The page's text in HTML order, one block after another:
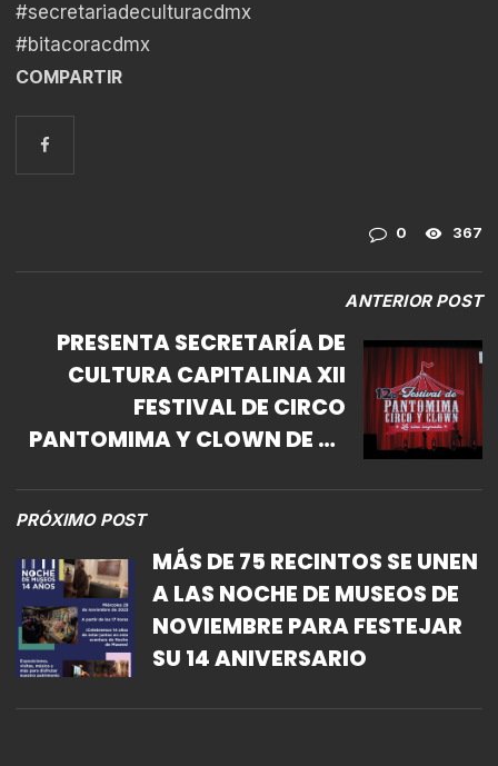
#secretariadeculturacdmx
#bitacoracdmx
COMPARTIR
0 367
ANTERIOR POST
PRESENTA SECRETARÍA DE
CULTURA CAPITALINA XII
FESTIVAL DE CIRCO
PANTOMIMA Y CLOWN DE LA
PRÓXIMO POST
MÁS DE 75 RECINTOS SE UNEN
A LAS NOCHE DE MUSEOS DE
NOVIEMBRE PARA FESTEJAR
SU 14 ANIVERSARIO